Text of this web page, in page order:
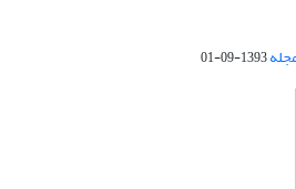
1393-09-01